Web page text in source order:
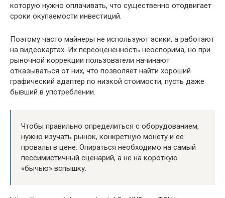
которую нужно оплачивать, что существенно отодвигает
сроки окупаемости инвестиций.
Поэтому часто майнеры не используют асики, а работают
на видеокартах. Их переоцененность неоспорима, но при
рыночной коррекции пользователи начинают
отказываться от них, что позволяет найти хороший
графический адаптер по низкой стоимости, пусть даже
бывший в употреблении.
Чтобы правильно определиться с оборудованием,
нужно изучать рынок, конкретную монету и ее
провалы в цене. Опираться необходимо на самый
пессимистичный сценарий, а не на короткую
«бычью» вспышку.